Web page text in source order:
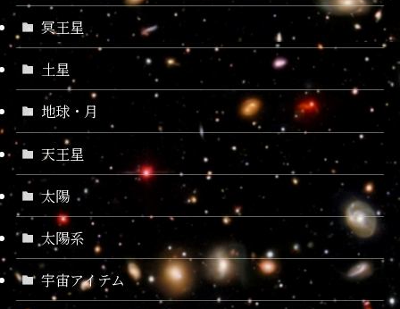
冥王星
土星
地球・月
天王星
太陽
太陽系
宇宙アイテム